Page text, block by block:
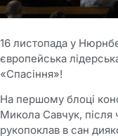
16 листопада у
європейська
«Спасіння»!
На першому блоці
Микола Савчук,
рукопоклав в сан